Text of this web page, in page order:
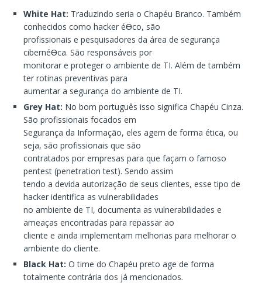
White Hat: Traduzindo seria o Chapéu Branco. Também
conhecidos como hacker éƟco, são
profissionais e pesquisadores da área de segurança
cibernéƟca. São responsáveis por
monitorar e proteger o ambiente de TI. Além de também
ter rotinas preventivas para
aumentar a segurança do ambiente de TI.
Grey Hat: No bom português isso significa Chapéu Cinza.
São profissionais focados em
Segurança da Informação, eles agem de forma ética, ou
seja, são profissionais que são
contratados por empresas para que façam o famoso
pentest (penetration test). Sendo assim
tendo a devida autorização de seus clientes, esse tipo de
hacker identifica as vulnerabilidades
no ambiente de TI, documenta as vulnerabilidades e
ameaças encontradas para repassar ao
cliente e ainda implementam melhorias para melhorar o
ambiente do cliente.
Black Hat: O time do Chapéu preto age de forma
totalmente contrária dos já mencionados.